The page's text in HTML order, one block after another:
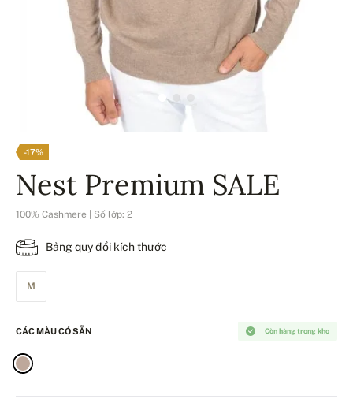
-17%
Nest Premium SALE
100% Cashmere | Số lớp: 2
Bảng quy đổi kích thước
M
Còn hàng trong kho
CÁC MÀU CÓ SẴN